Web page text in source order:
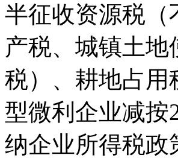
半征收资源税（
产税、城镇土
税）、耕地占用
型微利企业减按
纳企业所得税政